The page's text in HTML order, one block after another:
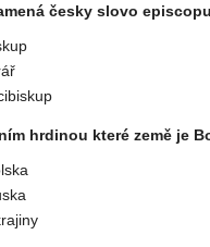
česky slovo
hrdinou které země je